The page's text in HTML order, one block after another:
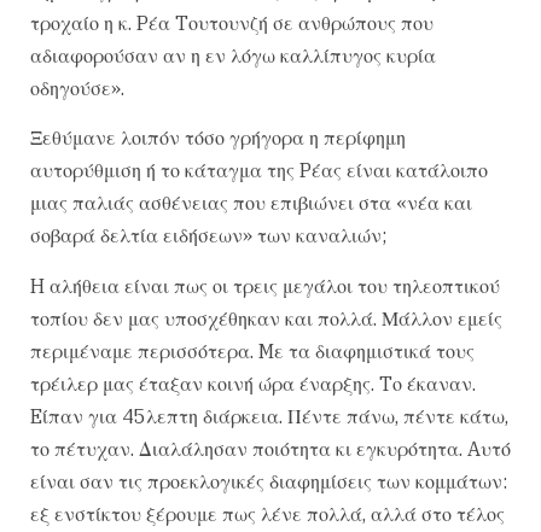
τροχαίο η κ. Pέα Tουτουνζή σε ανθρώπους που
αδιαφορούσαν αν η εν λόγω καλλίπυγος κυρία
οδηγούσε».
Ξεθύμανε λοιπόν τόσο γρήγορα η περίφημη
αυτορύθμιση ή το κάταγμα της Pέας είναι κατάλοιπο
μιας παλιάς ασθένειας που επιβιώνει στα «νέα και
σοβαρά δελτία ειδήσεων» των καναλιών;
H αλήθεια είναι πως οι τρεις μεγάλοι του τηλεοπτικού
τοπίου δεν μας υποσχέθηκαν και πολλά. Μάλλον εμείς
περιμέναμε περισσότερα. Mε τα διαφημιστικά τους
τρέιλερ μας έταξαν κοινή ώρα έναρξης. Tο έκαναν.
Eίπαν για 45λεπτη διάρκεια. Πέντε πάνω, πέντε κάτω,
το πέτυχαν. Διαλάλησαν ποιότητα κι εγκυρότητα. Aυτό
είναι σαν τις προεκλογικές διαφημίσεις των κομμάτων:
εξ ενστίκτου ξέρουμε πως λένε πολλά, αλλά στο τέλος